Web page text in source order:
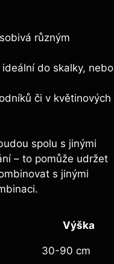
různým
do skalky, nebo
či v květinových
spolu s jinými
– to pomůže udržet
s jinými
Výška
30-90 cm